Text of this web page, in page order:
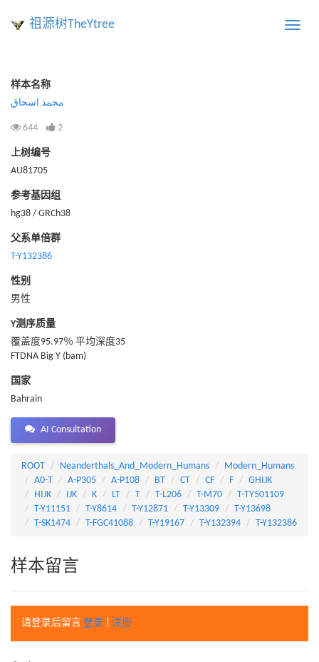
Toggle
祖源树TheYtree
样本名称
محمد اسحاق
644 2
上树编号
AU81705
参考基因组
hg38 / GRCh38
父系单倍群
T-Y132386
性别
男性
Y测序质量
覆盖度95.97％ 平均深度35
FTDNA Big Y (bam)
国家
Bahrain
AI Consultation
ROOT Neanderthals_And_Modern_Humans
Modern_Humans
A0-T
A-P305 A-P108 BT CT CF F
GHIJK
HIJK
IJK K LT T T-L206 T-M70
T-TY501109
T-Y11151
T-Y8614 T-Y12871 T-Y13309
T-Y13698
T-SK1474
T-FGC41088 T-Y19167 T-Y132394 T-Y132386
样本留言
请登录后留言 登录 注册